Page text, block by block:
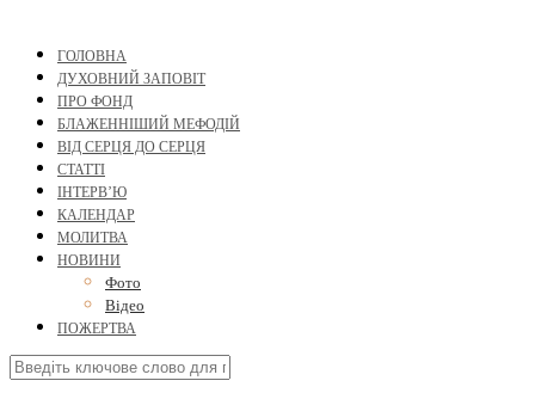
ГОЛОВНА
ДУХОВНИЙ ЗАПОВІТ
ПРО ФОНД
БЛАЖЕННІШИЙ МЕФОДІЙ
ВІД СЕРЦЯ ДО СЕРЦЯ
СТАТТІ
ІНТЕРВ’Ю
КАЛЕНДАР
МОЛИТВА
НОВИНИ
Фото
Відео
ПОЖЕРТВА